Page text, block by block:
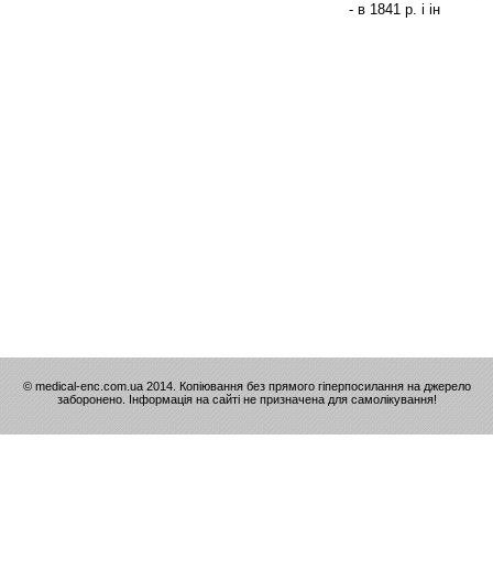
- в 1841 р. і ін
© medical-enc.com.ua 2014. Копіювання без прямого гіперпосилання на джерело
заборонено. Інформація на сайті не призначена для самолікування!